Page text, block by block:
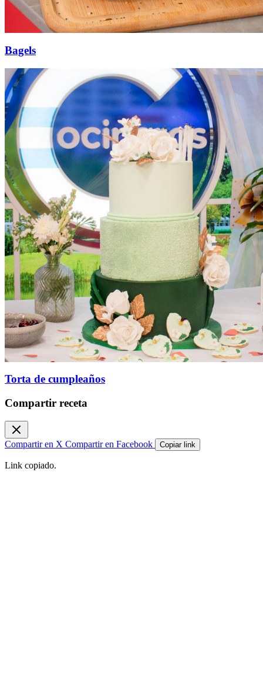
Bagels
Torta de cumpleaños
Compartir receta
Compartir en X Compartir en Facebook Copiar link
Link copiado.